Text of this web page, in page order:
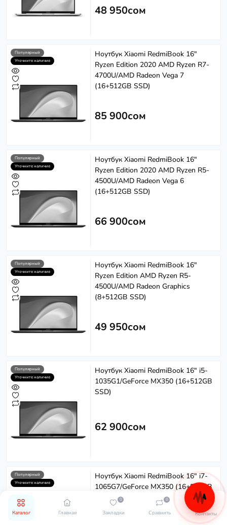
Каталог Главная Закладки
0
Сравнить
0
Контакты
48 950сом
Популярный
Уточните наличие
Ноутбук Xiaomi RedmiBook 16"
Ryzen Edition 2020 AMD Ryzen R7-
4700U/AMD Radeon Vega 7
(16+512GB SSD)
85 900сом
Популярный
Уточните наличие
Ноутбук Xiaomi RedmiBook 16"
Ryzen Edition 2020 AMD Ryzen R5-
4500U/AMD Radeon Vega 6
(16+512GB SSD)
66 900сом
Популярный
Уточните наличие
Ноутбук Xiaomi RedmiBook 16"
Ryzen Edition AMD Ryzen R5-
4500U/AMD Radeon Graphics
(8+512GB SSD)
49 950сом
Популярный
Уточните наличие
Ноутбук Xiaomi RedmiBook 16" i5-
1035G1/GeForce MX350 (16+512GB
SSD)
62 900сом
Популярный
Уточните наличие
Ноутбук Xiaomi RedmiBook 16" i7-
1065G7/GeForce MX350 (16+512GB
SSD)
S Softech
Эффективность в каждом решении
Powered byReplai
S
Здравствуйте! 👋
Чем можем помочь?